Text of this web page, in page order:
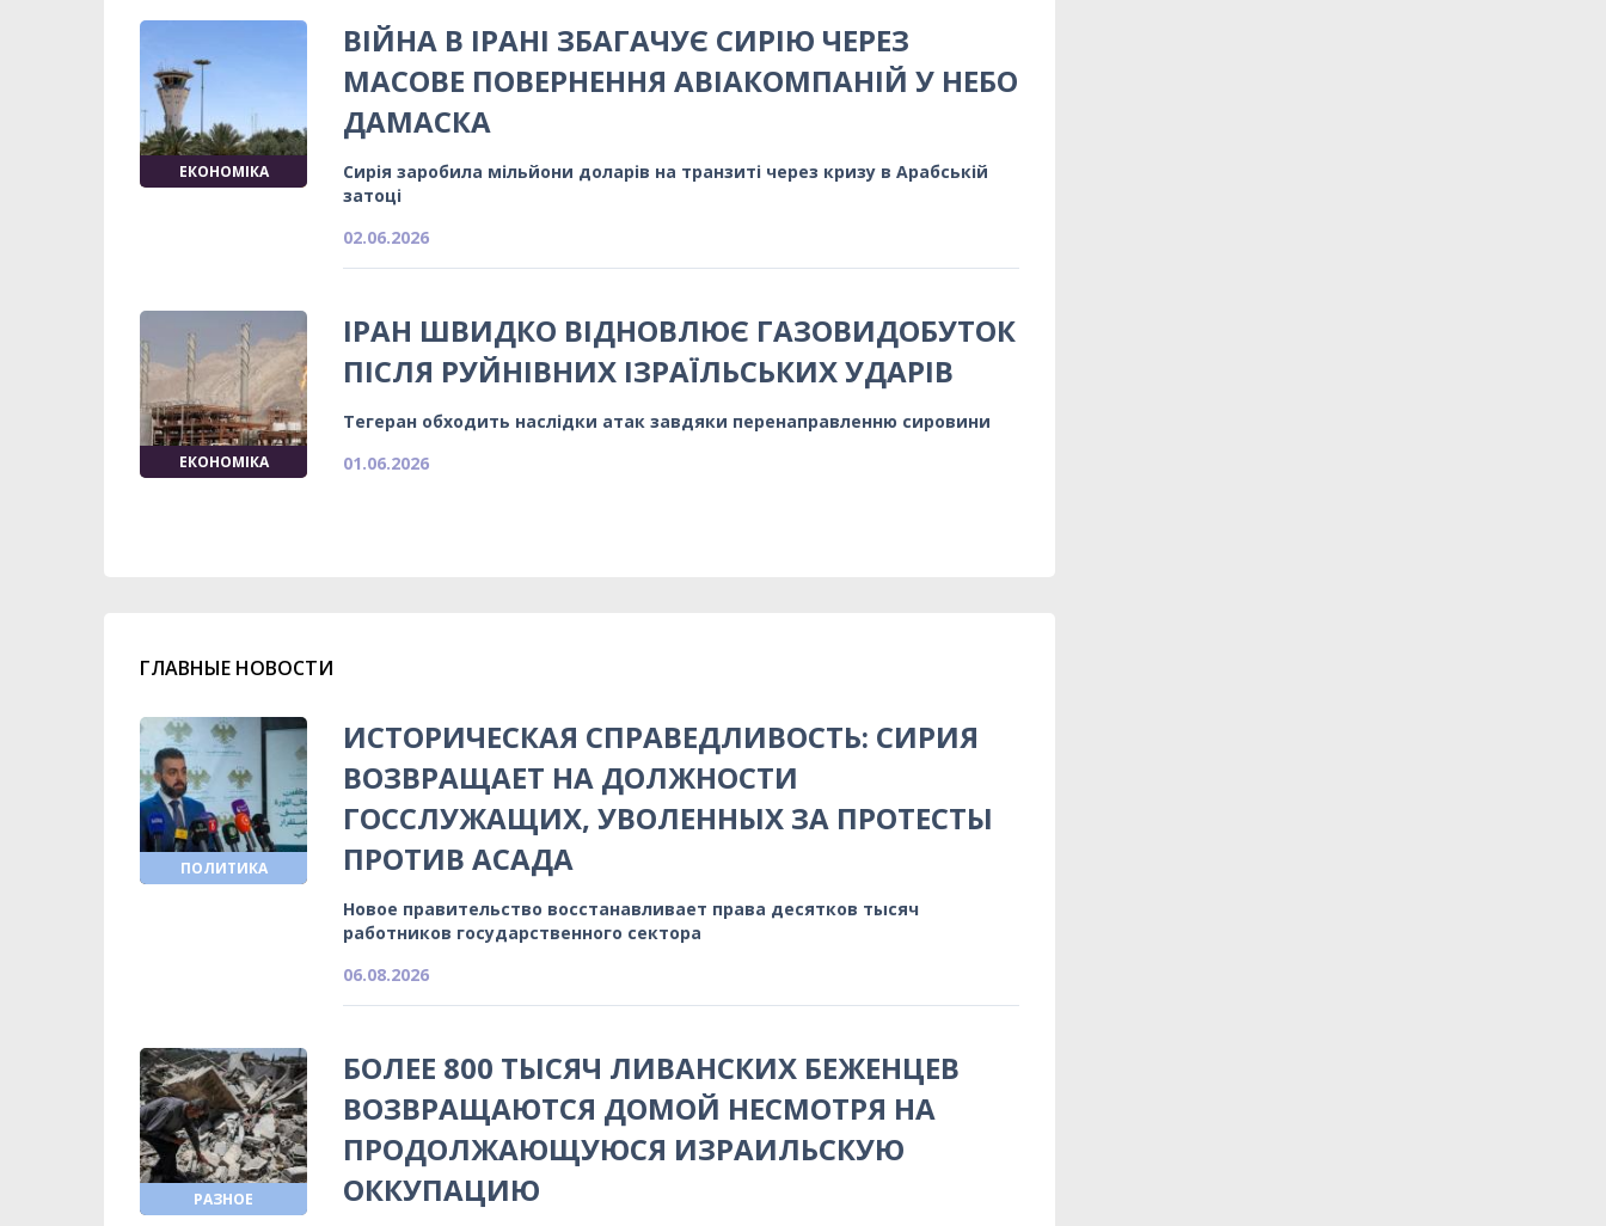
ЕКОНОМІКА
ВІЙНА В ІРАНІ ЗБАГАЧУЄ СИРІЮ ЧЕРЕЗ
МАСОВЕ ПОВЕРНЕННЯ АВІАКОМПАНІЙ У НЕБО
ДАМАСКА
Сирія заробила мільйони доларів на транзиті через кризу в Арабській
затоці
02.06.2026
ЕКОНОМІКА
ІРАН ШВИДКО ВІДНОВЛЮЄ ГАЗОВИДОБУТОК
ПІСЛЯ РУЙНІВНИХ ІЗРАЇЛЬСЬКИХ УДАРІВ
Тегеран обходить наслідки атак завдяки перенаправленню сировини
01.06.2026
ГЛАВНЫЕ НОВОСТИ
ПОЛИТИКА
ИСТОРИЧЕСКАЯ СПРАВЕДЛИВОСТЬ: СИРИЯ
ВОЗВРАЩАЕТ НА ДОЛЖНОСТИ
ГОССЛУЖАЩИХ, УВОЛЕННЫХ ЗА ПРОТЕСТЫ
ПРОТИВ АСАДА
Новое правительство восстанавливает права десятков тысяч
работников государственного сектора
06.08.2026
РАЗНОЕ
БОЛЕЕ 800 ТЫСЯЧ ЛИВАНСКИХ БЕЖЕНЦЕВ
ВОЗВРАЩАЮТСЯ ДОМОЙ НЕСМОТРЯ НА
ПРОДОЛЖАЮЩУЮСЯ ИЗРАИЛЬСКУЮ
ОККУПАЦИЮ